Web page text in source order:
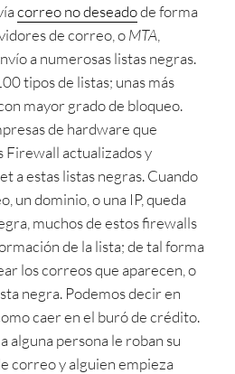
correo no deseadode forma
de correo, oMTA
a numerosas listas negras.
tipos de listas; unas más
mayor grado de bloqueo.
de hardware que
Firewall actualizados y
a estas listas negras. Cuando
un dominio, o una IP, queda
muchos de estos firewalls
de la lista; de tal forma
los correos que aparecen, o
negra. Podemos decir en
caer en el buró de crédito.
alguna persona le roban su
correo y alguien empieza